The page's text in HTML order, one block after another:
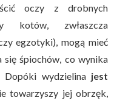
oczy z drobnych
kotów, zwłaszcza
egzotyki), mogą mieć
się śpiochów, co wynika
Dopóki wydzielina jest
towarzyszy jej obrzęk,